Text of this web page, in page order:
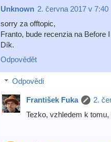
Unknown 2. června 2017 v 7:40
sorry za offtopic,
Franto, bude recenzia na Before
Dík.
Odpovědět
Odpovědi
František Fuka
2.
Tezko, vzhledem k